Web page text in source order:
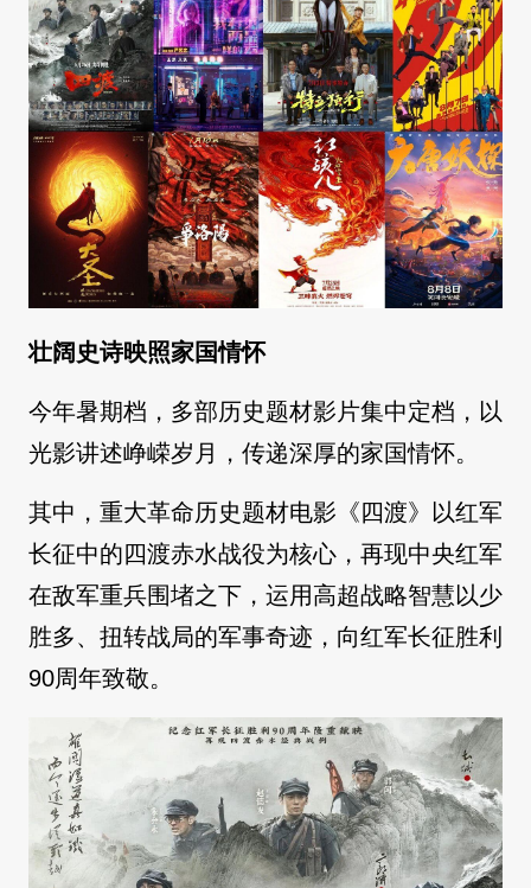
壮阔史诗映照家国情怀
今年暑期档，多部历史题材影片集中定档，以
光影讲述峥嵘岁月，传递深厚的家国情怀。
其中，重大革命历史题材电影《四渡》以红军
长征中的四渡赤水战役为核心，再现中央红军
在敌军重兵围堵之下，运用高超战略智慧以少
胜多、扭转战局的军事奇迹，向红军长征胜利
90周年致敬。